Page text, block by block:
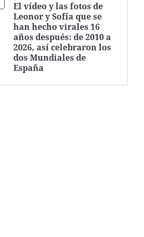
El vídeo y las fotos de
Leonor y Sofía que se
han hecho virales 16
años después: de 2010 a
2026, así celebraron los
dos Mundiales de
España